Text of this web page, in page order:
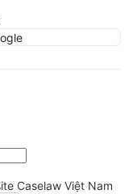
Caselaw Việt Nam